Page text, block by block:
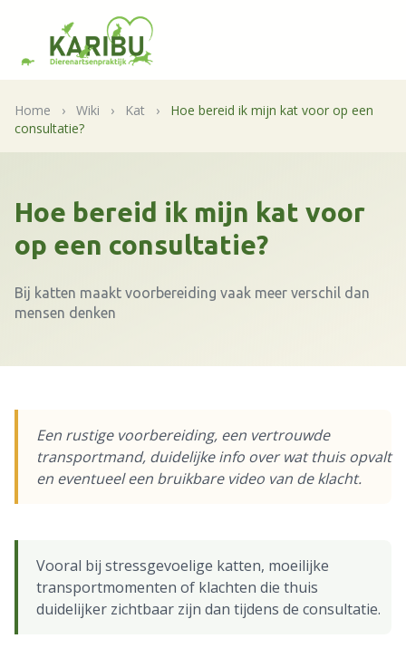
Home › Wiki › Kat ›
Hoe bereid ik mijn kat voor op een
consultatie?
Hoe bereid ik mijn kat voor
op een consultatie?
Bij katten maakt voorbereiding vaak meer verschil dan
mensen denken
Een rustige voorbereiding, een vertrouwde
transportmand, duidelijke info over wat thuis opvalt
en eventueel een bruikbare video van de klacht.
Vooral bij stressgevoelige katten, moeilijke
transportmomenten of klachten die thuis
duidelijker zichtbaar zijn dan tijdens de consultatie.